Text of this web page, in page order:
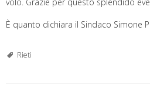
È quanto dichiara il Sindaco Simone
Rieti